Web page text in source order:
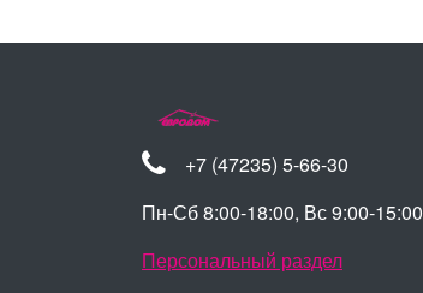
+7 (47235) 5-66-30
Пн-Сб 8:00-18:00, Вс 9:00-15:00
Персональный раздел